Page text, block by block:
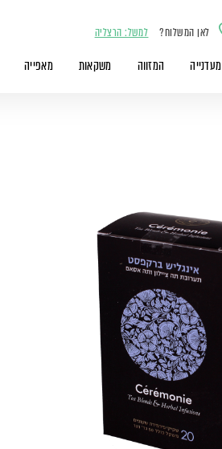
לאן המשלוח? למשל: הרצליה
מעדנייה המזווה משקאות מאפייה